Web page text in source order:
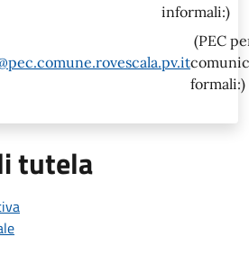
informali:)
(PEC
formali:)
tutela